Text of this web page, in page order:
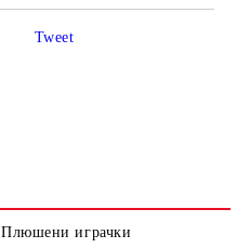
Tweet
Плюшени играчки